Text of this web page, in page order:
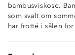
bambusviskose.
som svalt om
har frotté i sålen
Hurtigtørkende
Antistatisk